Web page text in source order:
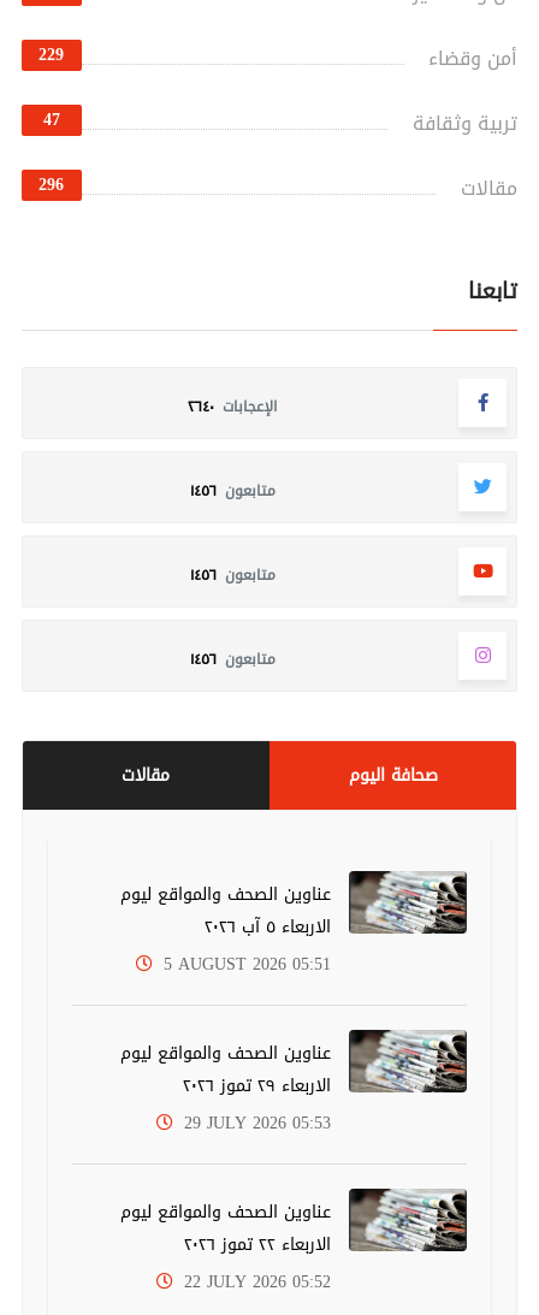
أمن وقضاء 229
تربية وثقافة 47
مقالات 296
تابعنا
الإعجابات ٢٦٤٠
متابعون ١٤٥٦
متابعون ١٤٥٦
متابعون ١٤٥٦
مقالات صحافة اليوم
عناوين الصحف والمواقع ليوم
الاربعاء ٥ آب ٢٠٢٦
5 AUGUST 2026 05:51
عناوين الصحف والمواقع ليوم
الاربعاء ٢٩ تموز ٢٠٢٦
29 JULY 2026 05:53
عناوين الصحف والمواقع ليوم
الاربعاء ٢٢ تموز ٢٠٢٦
22 JULY 2026 05:52